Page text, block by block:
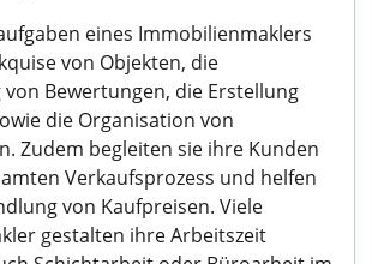
eines Immobilienmaklers
von Objekten, die
Bewertungen, die Erstellung
die Organisation von
Zudem begleiten sie ihre Kunden
Verkaufsprozess und helfen
von Kaufpreisen. Viele
gestalten ihre Arbeitszeit